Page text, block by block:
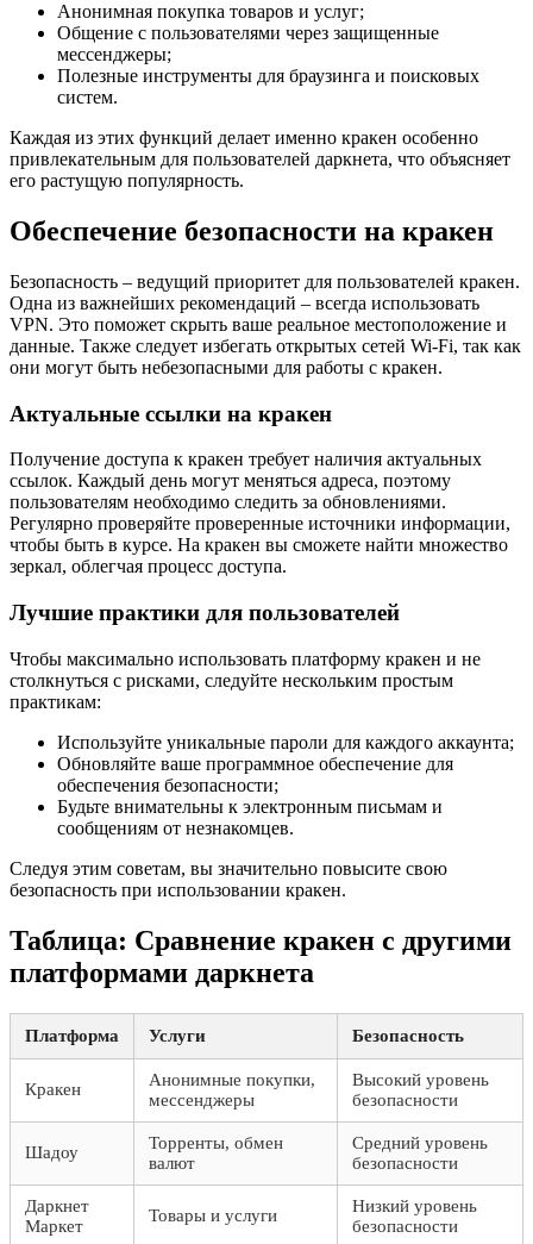
Анонимная покупка товаров и услуг;
Общение с пользователями через защищенные
мессенджеры;
Полезные инструменты для браузинга и поисковых
систем.
Каждая из этих функций делает именно кракен особенно
привлекательным для пользователей даркнета, что объясняет
его растущую популярность.
Обеспечение безопасности на кракен
Безопасность – ведущий приоритет для пользователей кракен.
Одна из важнейших рекомендаций – всегда использовать
VPN. Это поможет скрыть ваше реальное местоположение и
данные. Также следует избегать открытых сетей Wi-Fi, так как
они могут быть небезопасными для работы с кракен.
Актуальные ссылки на кракен
Получение доступа к кракен требует наличия актуальных
ссылок. Каждый день могут меняться адреса, поэтому
пользователям необходимо следить за обновлениями.
Регулярно проверяйте проверенные источники информации,
чтобы быть в курсе. На кракен вы сможете найти множество
зеркал, облегчая процесс доступа.
Лучшие практики для пользователей
Чтобы максимально использовать платформу кракен и не
столкнуться с рисками, следуйте нескольким простым
практикам:
Используйте уникальные пароли для каждого аккаунта;
Обновляйте ваше программное обеспечение для
обеспечения безопасности;
Будьте внимательны к электронным письмам и
сообщениям от незнакомцев.
Следуя этим советам, вы значительно повысите свою
безопасность при использовании кракен.
Таблица: Сравнение кракен с другими
платформами даркнета
Платформа Услуги Безопасность
Кракен
Анонимные покупки,
мессенджеры
Высокий уровень
безопасности
Шадоу
Торренты, обмен
валют
Средний уровень
безопасности
Даркнет
Маркет
Товары и услуги
Низкий уровень
безопасности